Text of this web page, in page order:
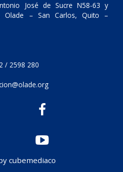
José de Sucre N58-63 y
Olade – San Carlos, Quito –
/ 2598 280
cubemediaco